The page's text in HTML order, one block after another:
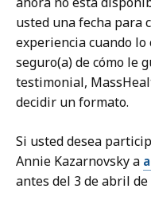
usted una fecha para
experiencia cuando
seguro(a) de cómo le
testimonial,
decidir un formato.
Si usted desea
Annie Kazarnovsky a
antes del 3 de abril de